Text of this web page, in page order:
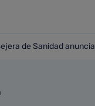
de Sanidad
de Sanidad